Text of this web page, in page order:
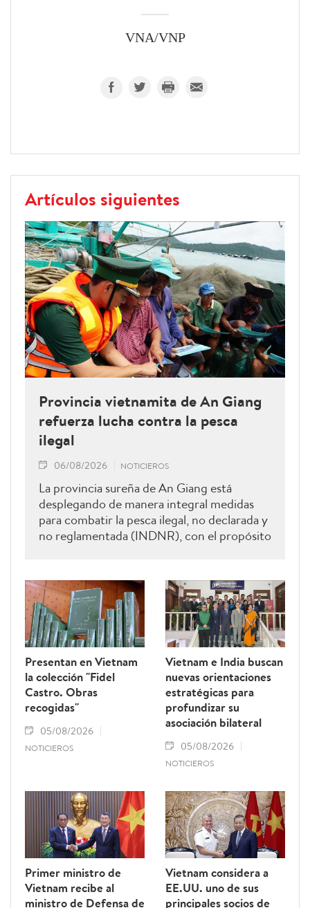
VNA/VNP
Artículos siguientes
Provincia vietnamita de An Giang
refuerza lucha contra la pesca
ilegal
06/08/2026 NOTICIEROS
La provincia sureña de An Giang está
desplegando de manera integral medidas
para combatir la pesca ilegal, no declarada y
no reglamentada (INDNR), con el propósito
advertencia de la “tarjeta amarilla” impuesta
por la Comisión Europea y reforzar el
prestigio del sector pesquero vietnamita.
Presentan en Vietnam
la colección "Fidel
Castro. Obras
recogidas"
05/08/2026
NOTICIEROS
Vietnam e India buscan
nuevas orientaciones
estratégicas para
profundizar su
asociación bilateral
05/08/2026
NOTICIEROS
Primer ministro de
Vietnam recibe al
ministro de Defensa de
Vietnam considera a
EE.UU. uno de sus
principales socios de